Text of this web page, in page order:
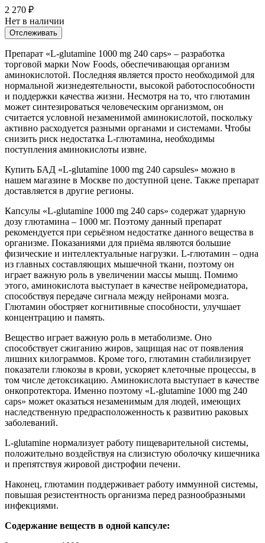
2 270 ₽
Нет в наличии
Отслеживать
Препарат «L-glutamine 1000 mg 240 caps» – разработка
торговой марки Now Foods, обеспечивающая организм
аминокислотой. Последняя является просто необходимой для
нормальной жизнедеятельности, высокой работоспособности
и поддержки качества жизни. Несмотря на то, что глютамин
может синтезироваться человеческим организмом, он
считается условной незаменимой аминокислотой, поскольку
активно расходуется разными органами и системами. Чтобы
снизить риск недостатка L-глютамина, необходимы
поступления аминокислоты извне.
Купить БАД «L-glutamine 1000 mg 240 capsules» можно в
нашем магазине в Москве по доступной цене. Также препарат
доставляется в другие регионы.
Капсулы «L-glutamine 1000 mg 240 caps» содержат ударную
дозу глютамина – 1000 мг. Поэтому данный препарат
рекомендуется при серьёзном недостатке данного вещества в
организме. Показаниями для приёма являются большие
физические и интеллектуальные нагрузки. L-глютамин – одна
из главных составляющих мышечной ткани, поэтому он
играет важную роль в увеличении массы мышц. Помимо
этого, аминокислота выступает в качестве нейромедиатора,
способствуя передаче сигнала между нейронами мозга.
Глютамин обостряет когнитивные способности, улучшает
концентрацию и память.
Вещество играет важную роль в метаболизме. Оно
способствует сжиганию жиров, защищая нас от появления
лишних килограммов. Кроме того, глютамин стабилизирует
показатели глюкозы в крови, ускоряет клеточные процессы, в
том числе детоксикацию. Аминокислота выступает в качестве
онкопротектора. Именно поэтому «L-glutamine 1000 mg 240
caps» может оказаться незаменимым для людей, имеющих
наследственную предрасположенность к развитию раковых
заболеваний.
L-glutamine нормализует работу пищеварительной системы,
положительно воздействуя на слизистую оболочку кишечника
и препятствуя жировой дистрофии печени.
Наконец, глютамин поддерживает работу иммунной системы,
повышая резистентность организма перед разнообразными
инфекциями.
Содержание веществ в одной капсуле: